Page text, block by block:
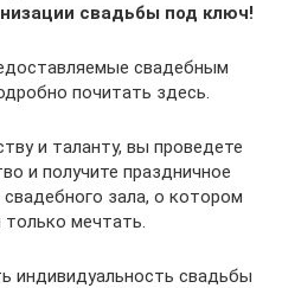
свадьбы под ключ!
свадебным
почитать здесь.
и таланту, вы проведете
и получите праздничное
зала, о котором
только мечтать.
индивидуальность свадьбы